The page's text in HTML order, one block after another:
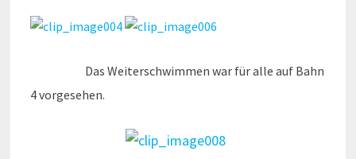
Das Weiterschwimmen war für alle auf Bahn
4 vorgesehen.